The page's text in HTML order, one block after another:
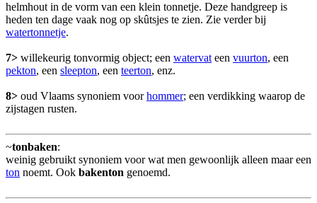
helmhout in de vorm van een klein tonnetje. Deze handgreep is
heden ten dage vaak nog op skûtsjes te zien. Zie verder bij
watertonnetje.
7> willekeurig tonvormig object; een watervat een vuurton, een
pekton, een sleepton, een teerton, enz.
8> oud Vlaams synoniem voorhommer; een verdikking waarop de
zijstagen rusten.
~tonbaken:
weinig gebruikt synoniem voor wat men gewoonlijk alleen maar een
ton noemt. Ook bakenton genoemd.